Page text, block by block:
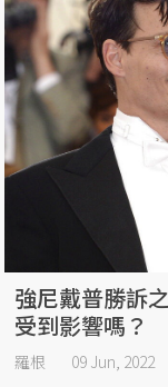
強尼戴普勝訴
受到影響嗎？
羅根 09 Jun, 2022